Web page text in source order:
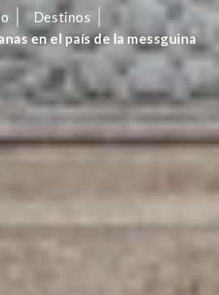
Destinos
en el país de la messguina